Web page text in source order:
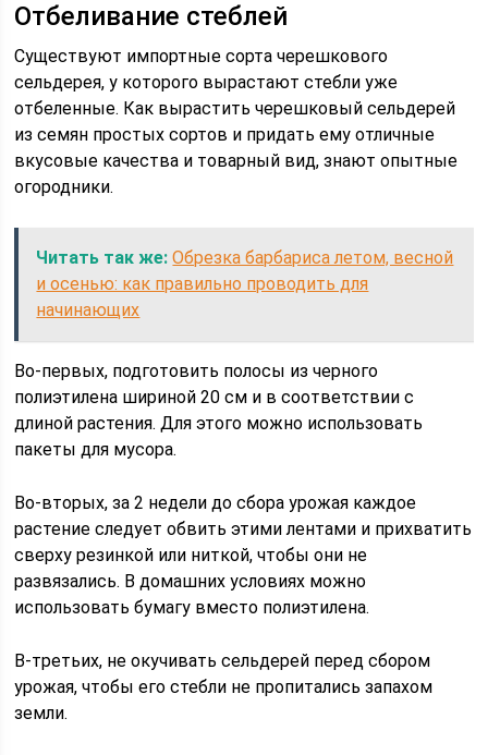
Отбеливание стеблей
Существуют импортные сорта черешкового
сельдерея, у которого вырастают стебли уже
отбеленные. Как вырастить черешковый сельдерей
из семян простых сортов и придать ему отличные
вкусовые качества и товарный вид, знают опытные
огородники.
Читать так же: Обрезка барбариса летом, весной
и осенью: как правильно проводить для
начинающих
Во-первых, подготовить полосы из черного
полиэтилена шириной 20 см и в соответствии с
длиной растения. Для этого можно использовать
пакеты для мусора.
Во-вторых, за 2 недели до сбора урожая каждое
растение следует обвить этими лентами и прихватить
сверху резинкой или ниткой, чтобы они не
развязались. В домашних условиях можно
использовать бумагу вместо полиэтилена.
В-третьих, не окучивать сельдерей перед сбором
урожая, чтобы его стебли не пропитались запахом
земли.